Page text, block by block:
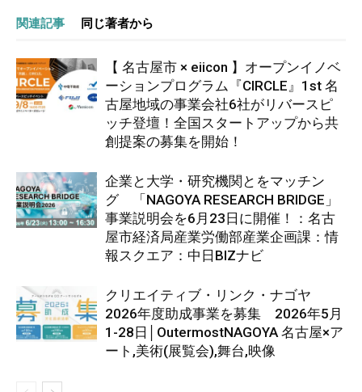
関連記事 同じ著者から
【 名古屋市 × eiicon 】オープンイノベ
ーションプログラム『CIRCLE』1st 名
古屋地域の事業会社6社がリバースピ
ッチ登壇！全国スタートアップから共
創提案の募集を開始！
企業と大学・研究機関とをマッチン
グ 「NAGOYA RESEARCH BRIDGE」
事業説明会を6月23日に開催！：名古
屋市経済局産業労働部産業企画課：情
報スクエア：中日BIZナビ
クリエイティブ・リンク・ナゴヤ
2026年度助成事業を募集 2026年5月
1-28日│OutermostNAGOYA 名古屋×ア
ート,美術(展覧会),舞台,映像